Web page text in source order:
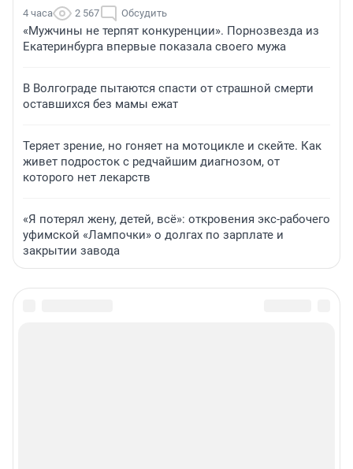
4 часа 2 567 Обсудить
«Мужчины не терпят конкуренции». Порнозвезда из
Екатеринбурга впервые показала своего мужа
В Волгограде пытаются спасти от страшной смерти
оставшихся без мамы ежат
Теряет зрение, но гоняет на мотоцикле и скейте. Как
живет подросток с редчайшим диагнозом, от
которого нет лекарств
«Я потерял жену, детей, всё»: откровения экс-рабочего
уфимской «Лампочки» о долгах по зарплате и
закрытии завода